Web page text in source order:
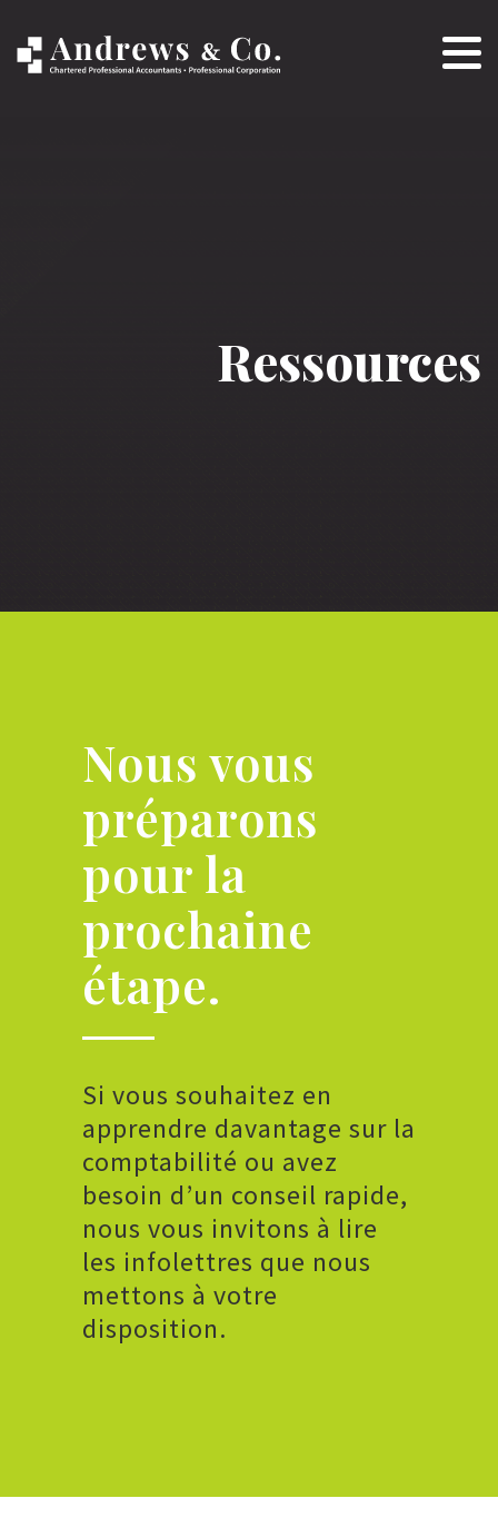
Ressources
Nous vous
préparons
pour la
prochaine
étape.
Si vous souhaitez en
apprendre davantage sur la
comptabilité ou avez
besoin d’un conseil rapide,
nous vous invitons à lire
les infolettres que nous
mettons à votre
disposition.